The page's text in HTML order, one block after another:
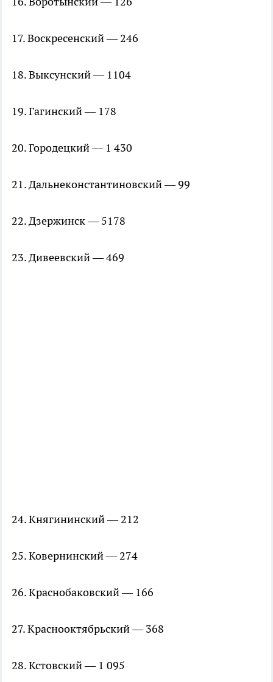
17. Воскресенский — 246
18. Выксунский — 1104
19. Гагинский — 178
20. Городецкий — 1 430
21. Дальнеконстантиновский — 99
22. Дзержинск — 5178
23. Дивеевский — 469
24. Княгининский — 212
25. Ковернинский — 274
26. Краснобаковский — 166
27. Краснооктябрьский — 368
28. Кстовский — 1 095